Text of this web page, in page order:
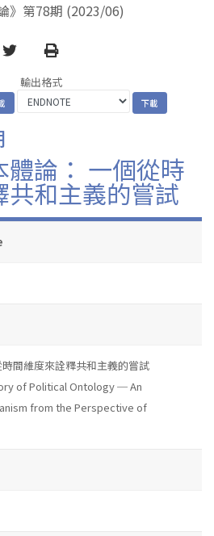
》第78期 (2023/06)
TwitterPrint
輸出格式
論： 一個從時
共和主義的嘗試
間維度來詮釋共和主義的嘗試
of Political Ontology ─ An
from the Perspective of